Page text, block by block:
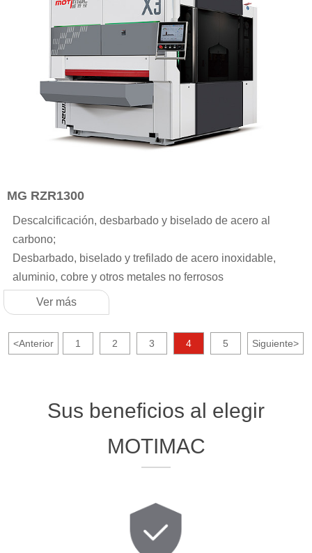
MG RZR1300
Descalcificación, desbarbado y biselado de acero al
carbono;
Desbarbado, biselado y trefilado de acero inoxidable,
aluminio, cobre y otros metales no ferrosos
Ver más
<Anterior 1 2 3 4 5 Siguiente>
Sus beneficios al elegir
MOTIMAC